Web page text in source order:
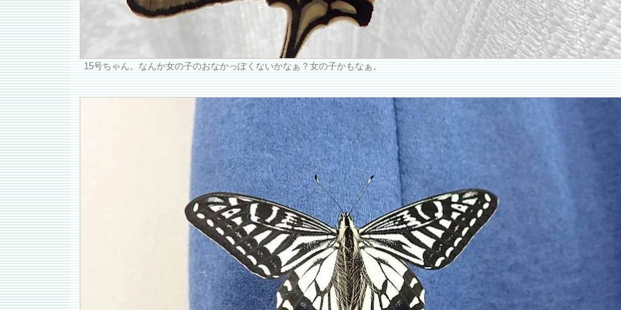
15号ちゃん。なんか女の子のおなかっぽくないかなぁ？女の子かもなぁ。